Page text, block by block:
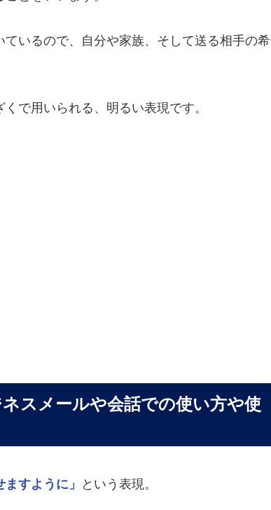
ているので、自分や家族、そして送る相手の希
で用いられる、明るい表現です。
スメールや会話での使い方や使
ますように」 という表現。